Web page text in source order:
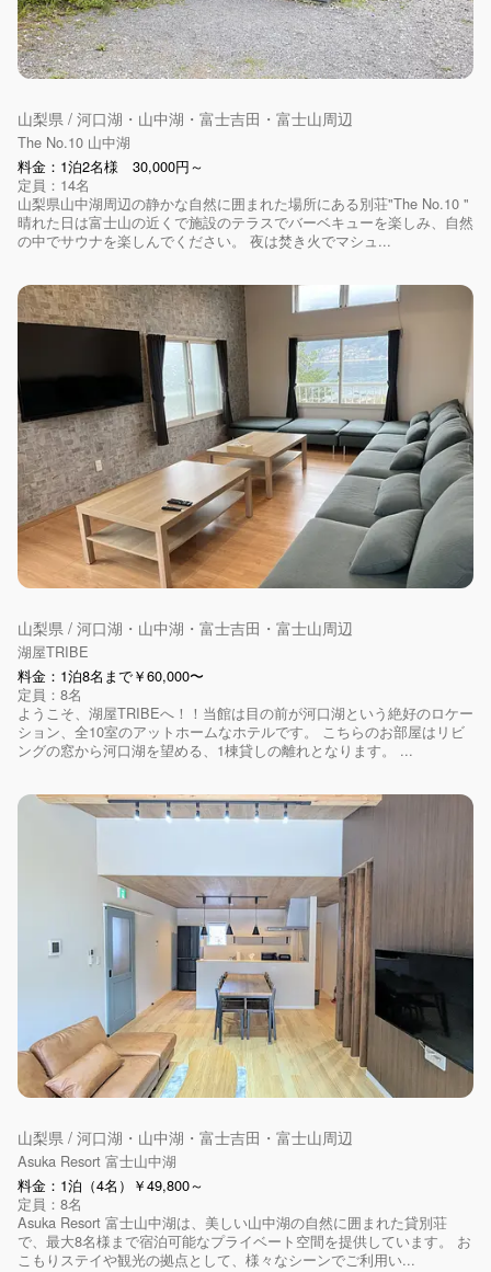
山梨県 / 河口湖・山中湖・富士吉田・富士山周辺
The No.10 山中湖
料金：1泊2名様 30,000円～
定員：14名
山梨県山中湖周辺の静かな自然に囲まれた場所にある別荘"The No.10 "
晴れた日は富士山の近くで施設のテラスでバーベキューを楽しみ、自然
の中でサウナを楽しんでください。 夜は焚き火でマシュ...
山梨県 / 河口湖・山中湖・富士吉田・富士山周辺
湖屋TRIBE
料金：1泊8名まで￥60,000〜
定員：8名
ようこそ、湖屋TRIBEへ！！当館は目の前が河口湖という絶好のロケー
ション、全10室のアットホームなホテルです。 こちらのお部屋はリビ
ングの窓から河口湖を望める、1棟貸しの離れとなります。 ...
山梨県 / 河口湖・山中湖・富士吉田・富士山周辺
Asuka Resort 富士山中湖
料金：1泊（4名）￥49,800～
定員：8名
Asuka Resort 富士山中湖は、美しい山中湖の自然に囲まれた貸別荘
で、最大8名様まで宿泊可能なプライベート空間を提供しています。 お
こもりステイや観光の拠点として、様々なシーンでご利用い...